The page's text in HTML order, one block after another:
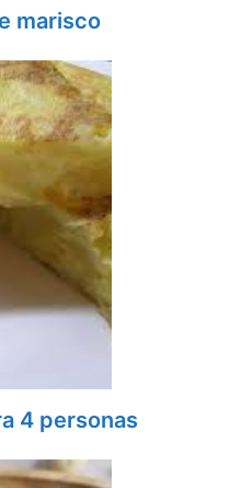
marisco
4 personas